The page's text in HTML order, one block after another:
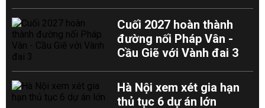
Cuối 2027 hoàn thành
đường nối Pháp Vân -
Cầu Giẽ với Vành đai 3
Hà Nội xem xét gia hạn
thủ tục 6 dự án lớn